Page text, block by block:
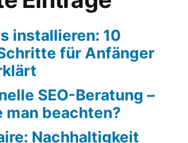
installieren: 10
für Anfänger
SEO-Beratung –
man beachten?
Nachhaltigkeit